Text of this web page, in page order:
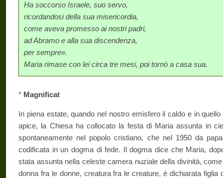
Ha soccorso Israele, suo servo,
ricordandosi della sua misericordia,
come aveva promesso ai nostri padri,
ad Abramo e alla sua discendenza,
per sempre».
Maria rimase con lei circa tre mesi, poi tornò a casa sua.
* Magnificat
In piena estate, quando nel nostro emisfero il caldo e in
apice, la Chiesa ha collocato la festa di Maria assunta in
spontaneamente nel popolo cristiano, che nel 1950 da
codificata in un dogma di fede. Il dogma dice che Maria,
stata assunta nella celeste camera nuziale della divinità,
donna fra le donne, creatura fra le creature, è dichiarata figlia